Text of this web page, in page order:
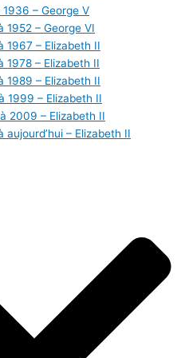
1936 – George V
1952 – George VI
1967 – Elizabeth II
1978 – Elizabeth II
1989 – Elizabeth II
1999 – Elizabeth II
2009 – Elizabeth II
aujourd’hui – Elizabeth II